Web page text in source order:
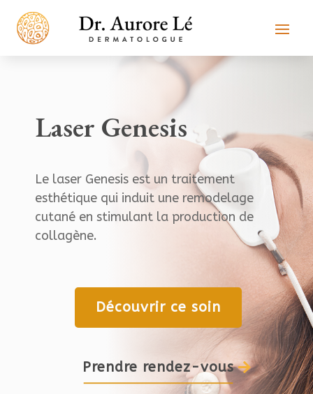
Laser Genesis
Le laser Genesis est un traitement
esthétique qui induit une remodelage
cutané en stimulant la production de
collagène.
Découvrir ce soin
Prendre rendez-vous